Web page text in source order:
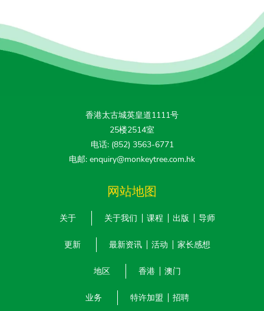
香港太古城英皇道1111号
25楼2514室
电话: (852) 3563-6771
电邮: enquiry@monkeytree.com.hk
网站地图
关于 关于我们 课程 出版 导师
更新 最新资讯 活动 家长感想
地区 香港 澳门
业务 特许加盟 招聘